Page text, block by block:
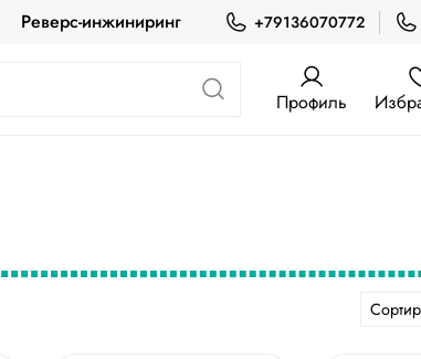
Реверс-инжиниринг +79136070772
Профиль